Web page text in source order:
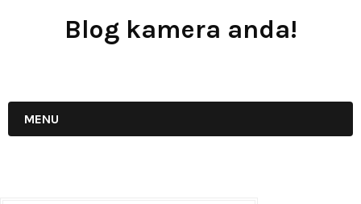
Blog kamera anda!
MENU